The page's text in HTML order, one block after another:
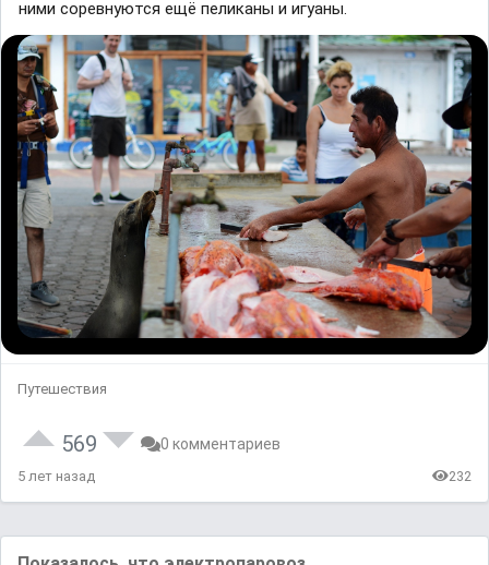
ними соревнуются ещё пеликаны и игуаны.
Путешествия
569 0 комментариев
5 лет назад 232